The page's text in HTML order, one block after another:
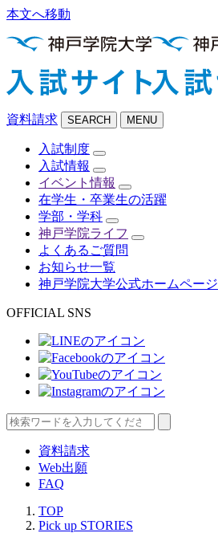
本文へ移動
資料請求 SEARCH MENU
入試制度
入試情報
イベント情報
在学生・卒業生の活躍
学部・学科
神戸学院ライフ
よくあるご質問
お知らせ一覧
神戸学院大学公式ホームページ
OFFICIAL SNS
資料請求
Web出願
FAQ
TOP
Pick up STORIES